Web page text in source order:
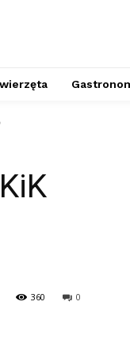
0
360